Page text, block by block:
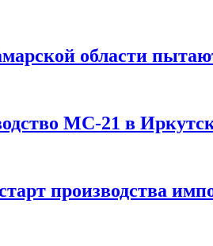
области
МС-21 в
производства